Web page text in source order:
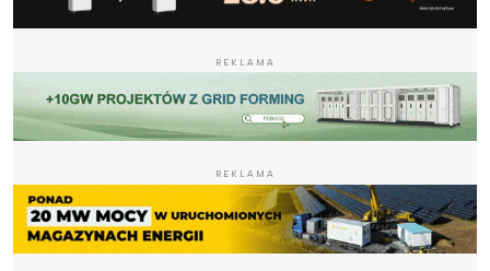
REKLAMA
REKLAMA